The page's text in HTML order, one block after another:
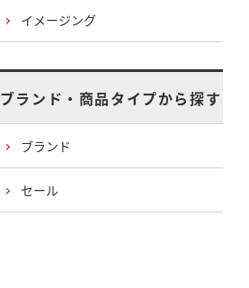
イメージング
ブランド・商品タイプから探す
ブランド
セール